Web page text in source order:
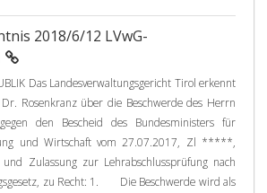
2018/6/12 LVwG-
Das Landesverwaltungsgericht Tirol erkennt
Rosenkranz über die Beschwerde des Herrn
den Bescheid des Bundesministers für
und Wirtschaft vom 27.07.2017, Zl *****,
Zulassung zur Lehrabschlussprüfung nach
zu Recht: 1. Die Beschwerde wird als